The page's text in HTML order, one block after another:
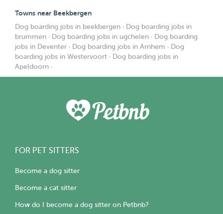
Towns near Beekbergen
Dog boarding jobs in beekbergen · Dog boarding jobs in
brummen · Dog boarding jobs in ugchelen · Dog boarding
jobs in Deventer · Dog boarding jobs in Arnhem · Dog
boarding jobs in Westervoort · Dog boarding jobs in
Apeldoorn ·
FOR PET SITTERS
Become a dog sitter
Become a cat sitter
How do I become a dog sitter on Petbnb?